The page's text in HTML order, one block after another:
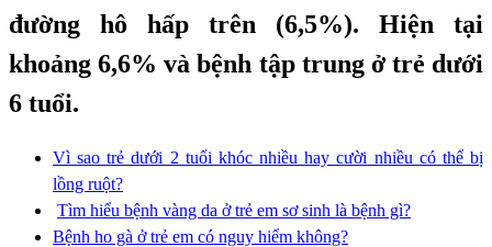
đường hô hấp trên (6,5%). Hiện tại
khoảng 6,6% và bệnh tập trung ở trẻ dưới
6 tuổi.
Vì sao trẻ dưới 2 tuổi khóc nhiều hay cười nhiều có thể bị
lồng ruột?
Tìm hiểu bệnh vàng da ở trẻ em sơ sinh là bệnh gì?
Bệnh ho gà ở trẻ em có nguy hiểm không?